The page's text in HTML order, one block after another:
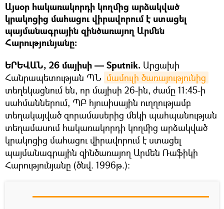
Այսօր հակառակորդի կողմից արձակված
կրակոցից մահացու վիրավորում է ստացել
պայմանագրային զինծառայող Արմեն
Հարությունյանը։
ԵՐԵՎԱՆ, 26 մայիսի — Sputnik. Արցախի
Հանրապետության ՊՆ մամուլի ծառայությունից
տեղեկացնում են, որ մայիսի 26-ին, ժամը 11:45-ի
սահմաններում, ՊԲ հյուսիսային ուղղությամբ
տեղակայված զորամասերից մեկի պահպանության
տեղամասում հակառակորդի կողմից արձակված
կրակոցից մահացու վիրավորում է ստացել
պայմանագրային զինծառայող Արմեն Ռաֆիկի
Հարությունյանը (ծնվ. 1996թ.):